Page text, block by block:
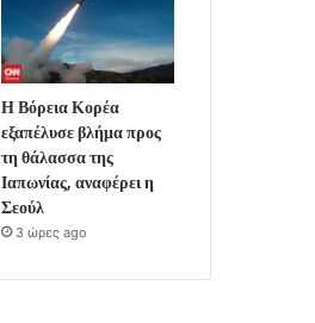
Η Βόρεια Κορέα
εξαπέλυσε βλήμα προς
τη θάλασσα της
Ιαπωνίας, αναφέρει η
Σεούλ
3 ώρες ago